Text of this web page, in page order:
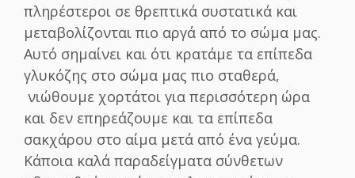
πληρέστεροι σε θρεπτικά συστατικά και
μεταβολίζονται πιο αργά από το σώμα μας.
Αυτό σημαίνει και ότι κρατάμε τα επίπεδα
γλυκόζης στο σώμα μας πιο σταθερά,
νιώθουμε χορτάτοι για περισσότερη ώρα
και δεν επηρεάζουμε και τα επίπεδα
σακχάρου στο αίμα μετά από ένα γεύμα.
Κάποια καλά παραδείγματα σύνθετων